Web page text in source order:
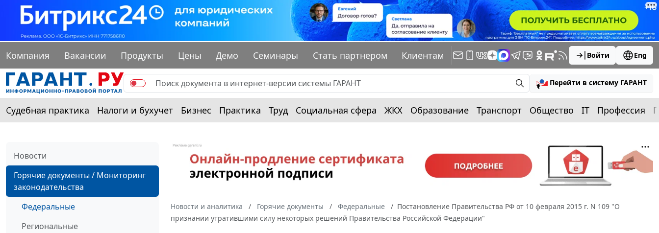
Компания Вакансии Продукты Цены Демо Семинары Стать партнером Клиентам Войти Eng
Перейти в систему ГАРАНТ
Судебная практика Налоги и бухучет Бизнес Практика Труд Социальная сфера ЖКХ Образование Транспорт Общество IT Профессия
Новости
Горячие документы / Мониторинг
законодательства
Федеральные
Региональные
Новости и аналитика Горячие документы Федеральные
Постановление Правительства РФ от 10 февраля 2015 г. N 109 "О
признании утратившими силу некоторых решений Правительства Российской Федерации"